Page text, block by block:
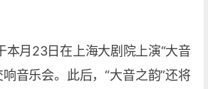
本月23日在上海大剧院上演“大音
响音乐会。此后，“大音之韵”还将